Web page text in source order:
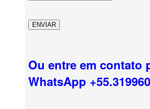
Ou entre em contato
WhatsApp